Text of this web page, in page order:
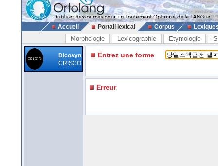
Accueil Portail lexical Corpus
Morphologie Lexicographie Etymologie
Dicosyn
CRISCO
Entrez une forme
Erreur